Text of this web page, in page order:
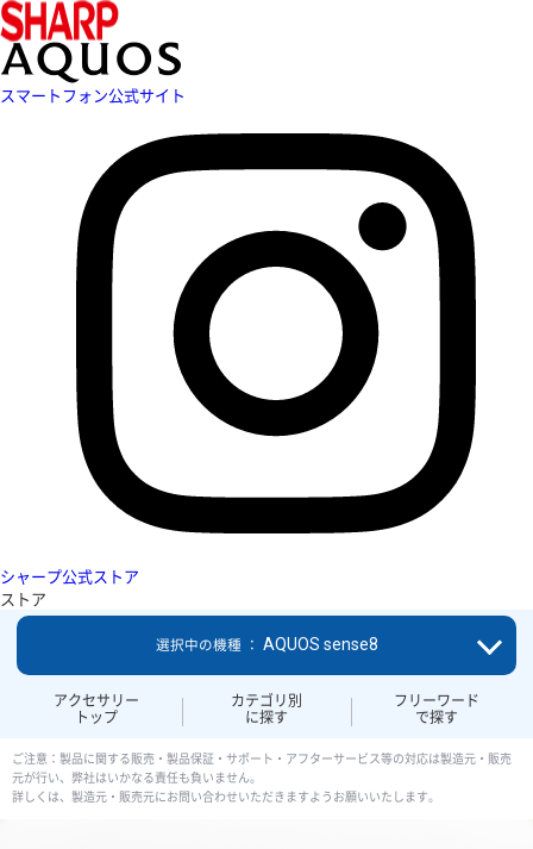
スマートフォン公式サイト
シャープ公式ストア
ストア
アクセサリー
トップ
カテゴリ別
に探す
フリーワード
で探す
選択中の機種 ： AQUOS sense8
ご注意：製品に関する販売・製品保証・サポート・アフターサービス等の対応は製造元・販売
元が行い、弊社はいかなる責任も負いません。
詳しくは、製造元・販売元にお問い合わせいただきますようお願いいたします。